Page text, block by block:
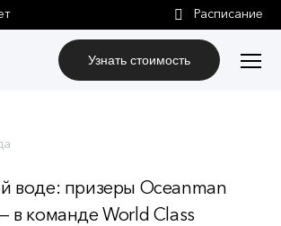
Узнать стоимость
воде: призеры Oceanman
в команде World Class